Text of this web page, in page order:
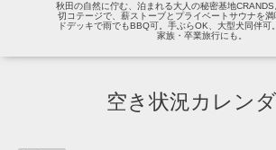
秋田の自然に佇む、泊まれる大人の秘密基地
切コテージで、薪ストーブとプライベートサウナを
ドデッキで雨でもBBQ可。手ぶらOK、大型犬同伴可
家族・卒業旅行にも。
空き状況カレン